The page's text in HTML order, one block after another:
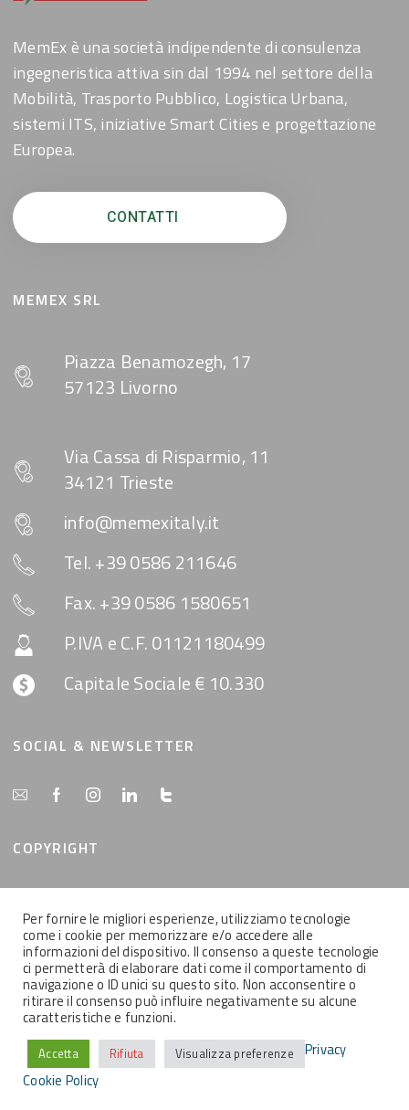
MemEx è una società indipendente di consulenza
ingegneristica attiva sin dal 1994 nel settore della
Mobilità, Trasporto Pubblico, Logistica Urbana,
sistemi ITS, iniziative Smart Cities e progettazione
Europea.
CONTATTI
MEMEX SRL
Piazza Benamozegh, 17
57123 Livorno
Via Cassa di Risparmio, 11
34121 Trieste
info@memexitaly.it
Tel. +39 0586 211646
Fax. +39 0586 1580651
P.IVA e C.F. 01121180499
Capitale Sociale € 10.330
SOCIAL & NEWSLETTER
COPYRIGHT
Tutti i contenuti del presente sito sono di proprietà
della MemEx srl, tutti i diritti riservati.
2021 © MEMEX SRL - Tutti i contenuti del presente sito sono di proprietà
della MemEx srl, tutti i diritti riservati - Powered by KEYIDEA
Cookie Policy
Per fornire le migliori esperienze, utilizziamo tecnologie
come i cookie per memorizzare e/o accedere alle
informazioni del dispositivo. Il consenso a queste tecnologie
ci permetterà di elaborare dati come il comportamento di
navigazione o ID unici su questo sito. Non acconsentire o
ritirare il consenso può influire negativamente su alcune
caratteristiche e funzioni.
Accetta Rifiuta Visualizza preferenze
Privacy
Cookie Policy